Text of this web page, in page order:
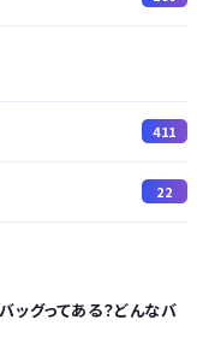
411
22
ッグってある？どんなバ